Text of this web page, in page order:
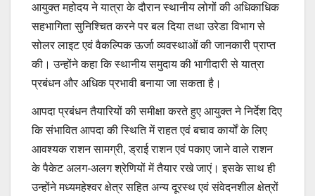
आयुक्त महोदय ने यात्रा के दौरान स्थानीय लोगों की अधिकाधिक
सहभागिता सुनिश्चित करने पर बल दिया तथा उरेडा विभाग से
सोलर लाइट एवं वैकल्पिक ऊर्जा व्यवस्थाओं की जानकारी प्राप्त
की। उन्होंने कहा कि स्थानीय समुदाय की भागीदारी से यात्रा
प्रबंधन और अधिक प्रभावी बनाया जा सकता है।
आपदा प्रबंधन तैयारियों की समीक्षा करते हुए आयुक्त ने निर्देश दिए
कि संभावित आपदा की स्थिति में राहत एवं बचाव कार्यों के लिए
आवश्यक राशन सामग्री, ड्राई राशन एवं पकाए जाने वाले राशन
के पैकेट अलग-अलग श्रेणियों में तैयार रखे जाएं। इसके साथ ही
उन्होंने मध्यमहेश्वर क्षेत्र सहित अन्य दूरस्थ एवं संवेदनशील क्षेत्रों